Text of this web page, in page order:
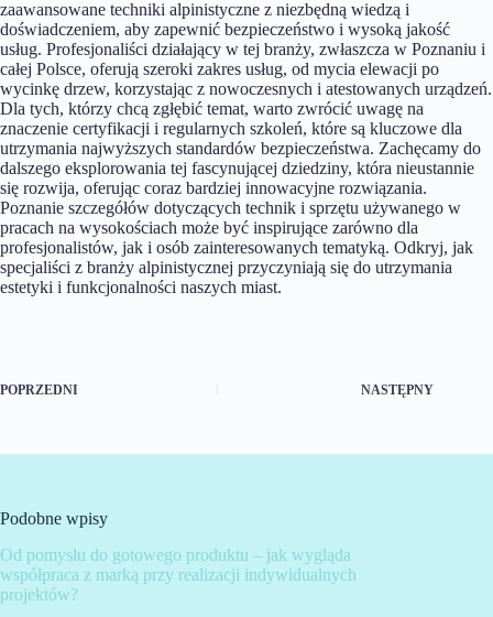
zaawansowane techniki alpinistyczne z niezbędną wiedzą i
doświadczeniem, aby zapewnić bezpieczeństwo i wysoką jakość
usług. Profesjonaliści działający w tej branży, zwłaszcza w Poznaniu i
całej Polsce, oferują szeroki zakres usług, od mycia elewacji po
wycinkę drzew, korzystając z nowoczesnych i atestowanych urządzeń.
Dla tych, którzy chcą zgłębić temat, warto zwrócić uwagę na
znaczenie certyfikacji i regularnych szkoleń, które są kluczowe dla
utrzymania najwyższych standardów bezpieczeństwa. Zachęcamy do
dalszego eksplorowania tej fascynującej dziedziny, która nieustannie
się rozwija, oferując coraz bardziej innowacyjne rozwiązania.
Poznanie szczegółów dotyczących technik i sprzętu używanego w
pracach na wysokościach może być inspirujące zarówno dla
profesjonalistów, jak i osób zainteresowanych tematyką. Odkryj, jak
specjaliści z branży alpinistycznej przyczyniają się do utrzymania
estetyki i funkcjonalności naszych miast.
POPRZEDNI NASTĘPNY
Podobne wpisy
Od pomysłu do gotowego produktu – jak wygląda
współpraca z marką przy realizacji indywidualnych
projektów?